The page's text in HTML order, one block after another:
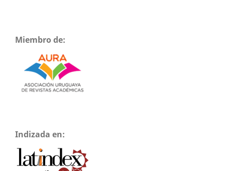
Miembro de:
Indizada en: